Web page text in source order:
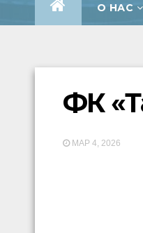
О НАС
ФК
МАР 4, 2026